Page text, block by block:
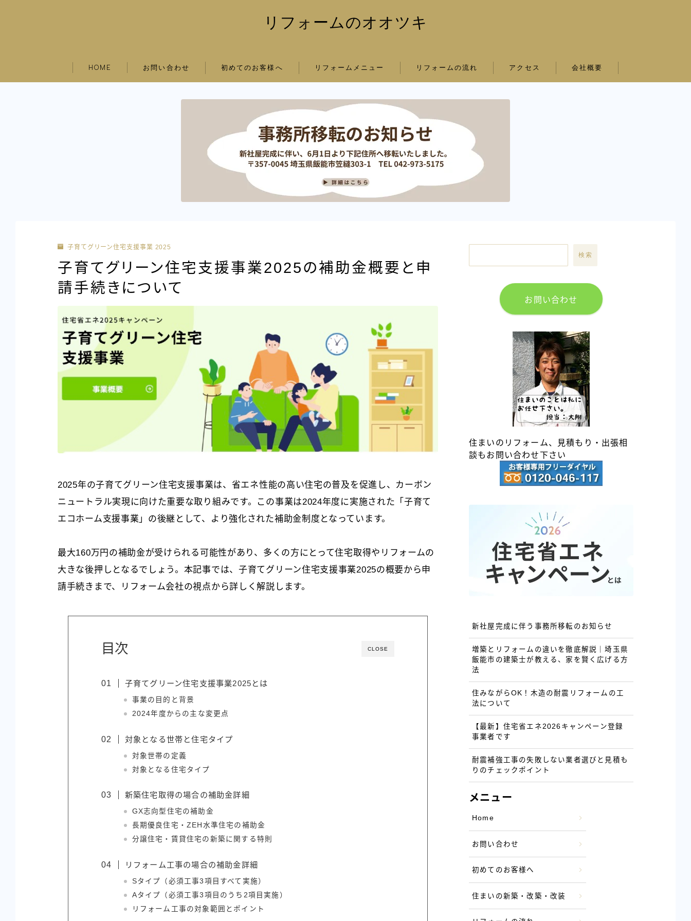
リフォームのオオツキ
HOME お問い合わせ 初めてのお客様へ リフォームメニュー リフォームの流れ アクセス 会社概要
子育てグリーン住宅支援事業 2025
子育てグリーン住宅支援事業2025の補助金概要と申
請手続きについて
2025年の子育てグリーン住宅支援事業は、省エネ性能の高い住宅の普及を促進し、カーボン
ニュートラル実現に向けた重要な取り組みです。この事業は2024年度に実施された「子育て
エコホーム支援事業」の後継として、より強化された補助金制度となっています。
最大160万円の補助金が受けられる可能性があり、多くの方にとって住宅取得やリフォームの
大きな後押しとなるでしょう。本記事では、子育てグリーン住宅支援事業2025の概要から申
請手続きまで、リフォーム会社の視点から詳しく解説します。
CLOSE
目次
子育てグリーン住宅支援事業2025とは
事業の目的と背景
2024年度からの主な変更点
対象となる世帯と住宅タイプ
対象世帯の定義
対象となる住宅タイプ
新築住宅取得の場合の補助金詳細
GX志向型住宅の補助金
長期優良住宅・ZEH水準住宅の補助金
分譲住宅・賃貸住宅の新築に関する特則
リフォーム工事の場合の補助金詳細
Sタイプ（必須工事3項目すべて実施）
Aタイプ（必須工事3項目のうち2項目実施）
リフォーム工事の対象範囲とポイント
検索
お問い合わせ
住まいのリフォーム、見積もり・出張相
談もお問い合わせ下さい
新社屋完成に伴う事務所移転のお知らせ
増築とリフォームの違いを徹底解説｜埼玉県
飯能市の建築士が教える、家を賢く広げる方
法
住みながらOK！木造の耐震リフォームの工
法について
【最新】住宅省エネ2026キャンペーン登録
事業者です
耐震補強工事の失敗しない業者選びと見積も
りのチェックポイント
メニュー
Home
お問い合わせ
初めてのお客様へ
住まいの新築・改築・改装